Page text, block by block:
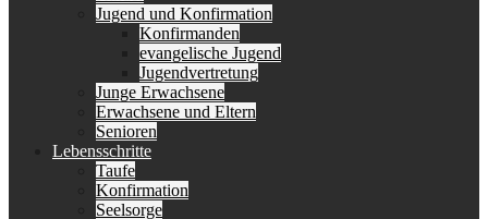
Jugend und Konfirmation
Konfirmanden
evangelische Jugend
Jugendvertretung
Junge Erwachsene
Erwachsene und Eltern
Senioren
Lebensschritte
Taufe
Konfirmation
Seelsorge